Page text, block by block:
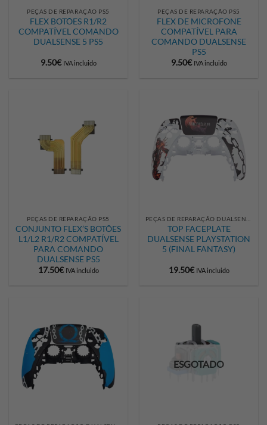
PEÇAS DE REPARAÇÃO PS5
FLEX BOTÕES R1/R2
COMPATÍVEL COMANDO
DUALSENSE 5 PS5
9.50€ IVA incluido
PEÇAS DE REPARAÇÃO PS5
FLEX DE MICROFONE
COMPATÍVEL PARA
COMANDO DUALSENSE
PS5
9.50€ IVA incluido
PEÇAS DE REPARAÇÃO PS5
CONJUNTO FLEX’S BOTÕES
L1/L2 R1/R2 COMPATÍVEL
PARA COMANDO
DUALSENSE PS5
17.50€ IVA incluido
TOP FACEPLATE
DUALSENSE PLAYSTATION
5 (FINAL FANTASY)
19.50€ IVA incluido
ESGOTADO